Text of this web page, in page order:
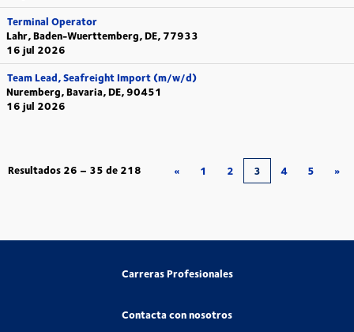
Terminal Operator
Lahr, Baden-Wuerttemberg, DE, 77933
16 jul 2026
Team Lead, Seafreight Import (m/w/d)
Nuremberg, Bavaria, DE, 90451
16 jul 2026
Resultados 26 – 35 de 218 « 1 2 3 4 5 »
Carreras Profesionales
Contacta con nosotros